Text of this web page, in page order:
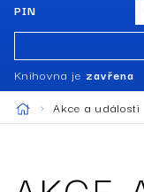
PIN
Knihovna je zavřena
Akce a události